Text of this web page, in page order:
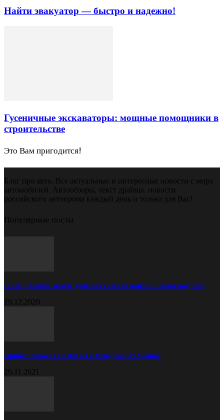
Найти эвакуатор — быстро и надежно!
Гусеничные экскаваторы: мощные помощники в
строительстве
Это Вам пригодится!
Блог про авто. Все актуальные и интересные новости с мира
автомобилей. Автообзоры, текст драйвы, новости
российского автопрома каждый день и только для Вас!
Популярные посты
В чём разница между диагностической картой и техосмотром?
19.12.2020
Прицеп самосвал КАМАЗ в Набережных Челнах
29.11.2021